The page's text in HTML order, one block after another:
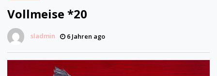
Vollmeise *20
sladmin 6 Jahren ago